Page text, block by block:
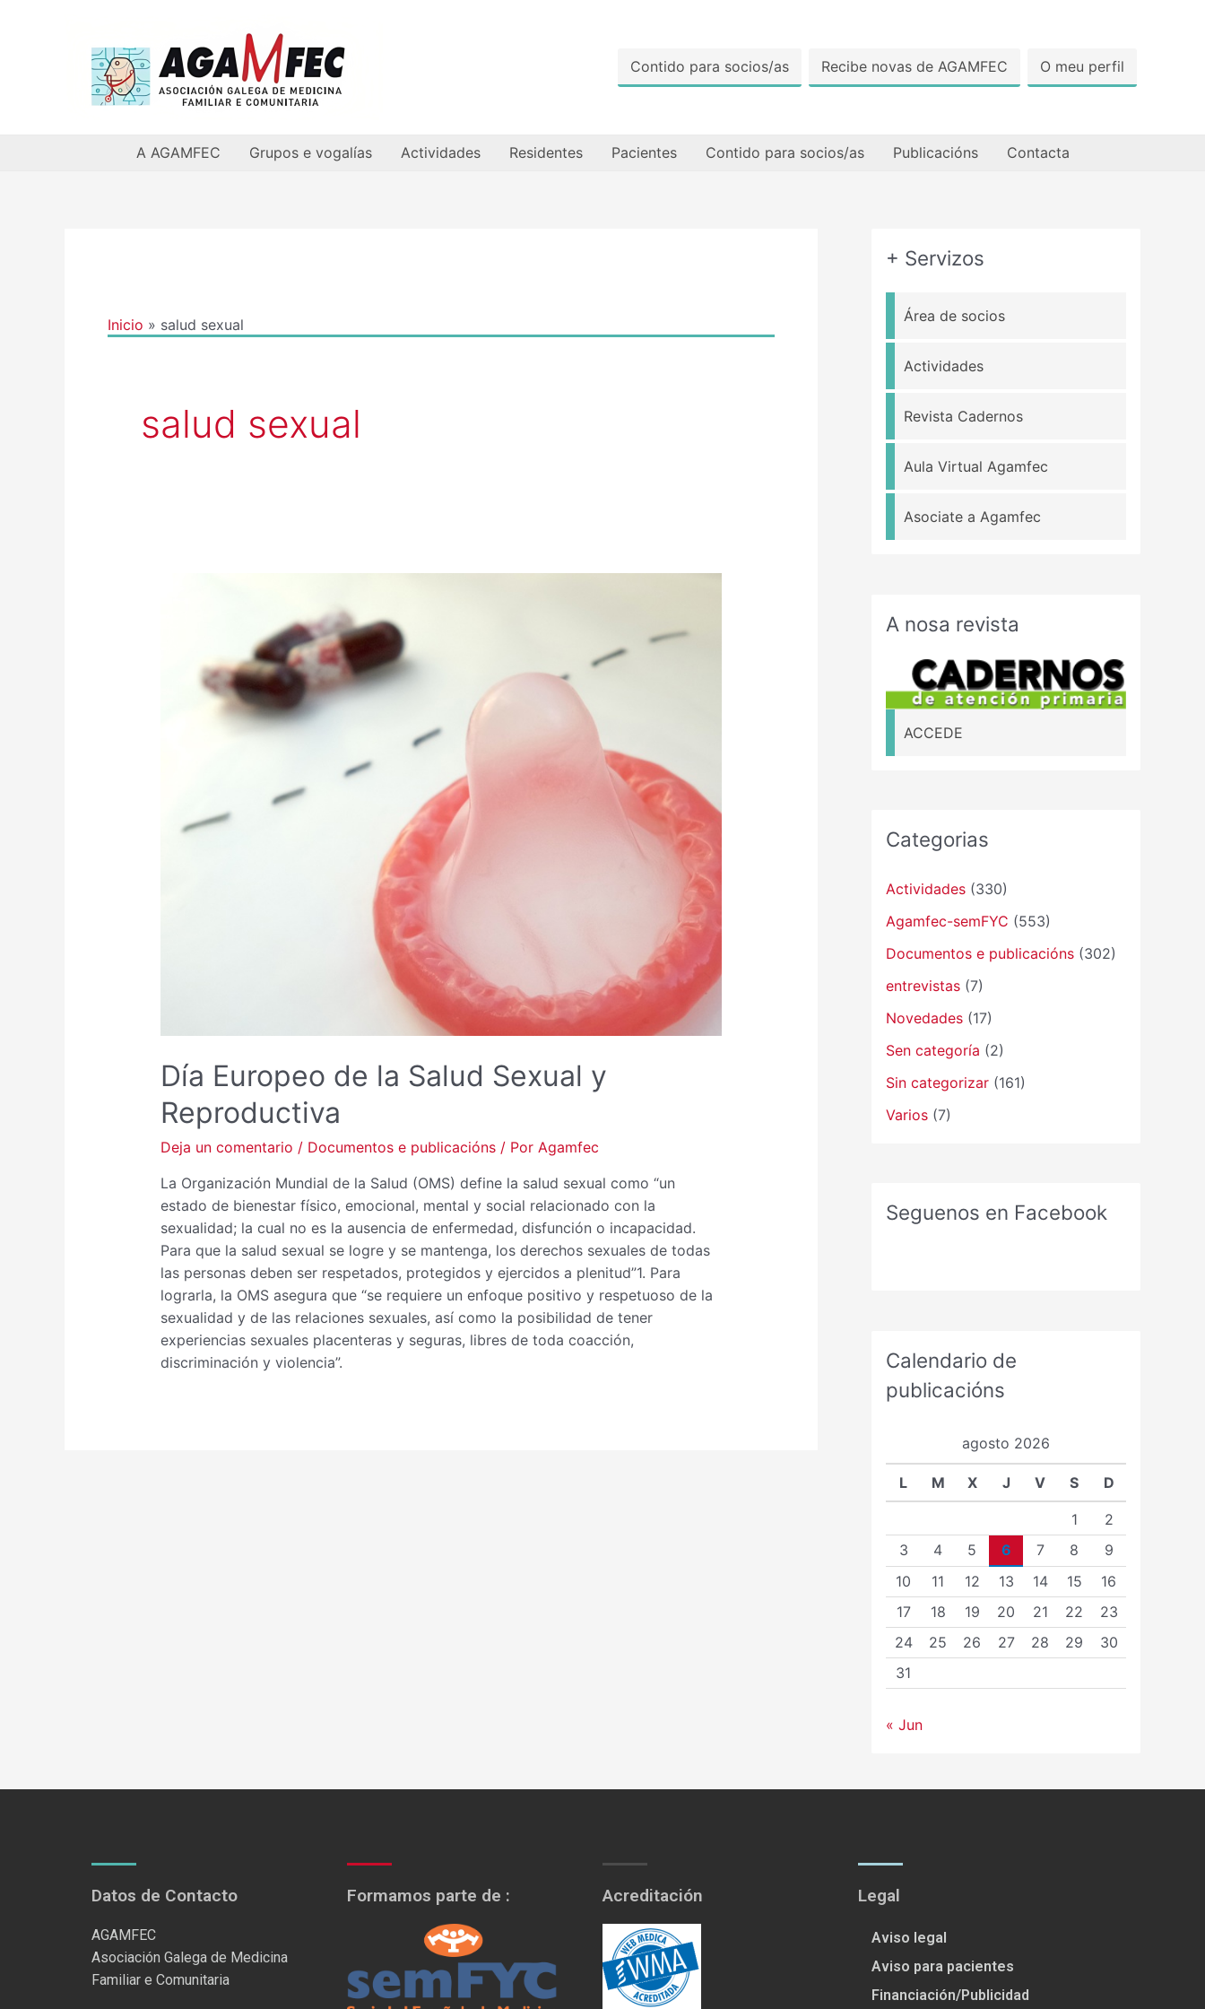
Contido para socios/as Recibe novas de AGAMFEC O meu perfil
A AGAMFEC Grupos e vogalías Actividades Residentes Pacientes Contido para socios/as Publicacións Contacta
Inicio salud sexual
salud sexual
Día Europeo de la Salud Sexual y
Reproductiva
Deja un comentario / Documentos e publicacións/ Por Agamfec
La Organización Mundial de la Salud (OMS) define la salud sexual como “un
estado de bienestar físico, emocional, mental y social relacionado con la
sexualidad; la cual no es la ausencia de enfermedad, disfunción o incapacidad.
Para que la salud sexual se logre y se mantenga, los derechos sexuales de todas
las personas deben ser respetados, protegidos y ejercidos a plenitud”1. Para
lograrla, la OMS asegura que “se requiere un enfoque positivo y respetuoso de la
sexualidad y de las relaciones sexuales, así como la posibilidad de tener
experiencias sexuales placenteras y seguras, libres de toda coacción,
discriminación y violencia”.
+ Servizos
Área de socios
Actividades
Revista Cadernos
Aula Virtual Agamfec
Asociate a Agamfec
A nosa revista
ACCEDE
Categorias
Actividades (330)
Agamfec-semFYC (553)
Documentos e publicacións (302)
entrevistas (7)
Novedades (17)
Sen categoría (2)
Sin categorizar (161)
Varios (7)
Seguenos en Facebook
Calendario de
publicacións
agosto 2026
L M X J V S D
1
2
3
4 5 6 7 8
9
10
11 12 13 14 15
16
17
18 19 20 21 22
23
24
25 26 27 28 29
30
31
« Jun
Datos de Contacto
AGAMFEC
Asociación Galega de Medicina
Familiar e Comunitaria
Formamos parte de : Acreditación Legal
Aviso legal
Aviso para pacientes
Financiación/Publicidad